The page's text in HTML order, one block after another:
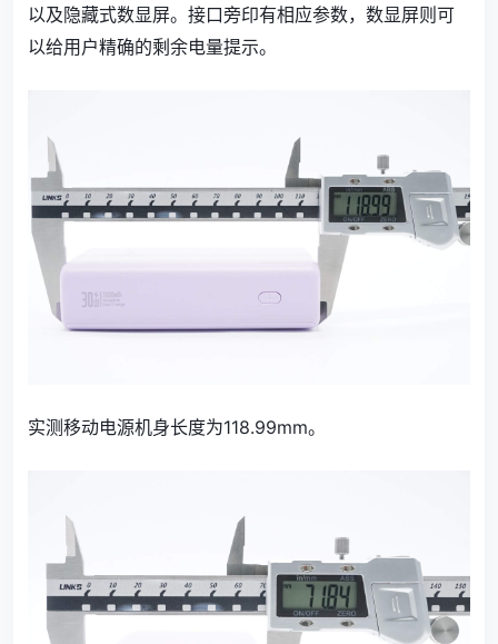
以及隐藏式数显屏。接口旁印有相应参数，数显屏则可
以给用户精确的剩余电量提示。
实测移动电源机身长度为118.99mm。